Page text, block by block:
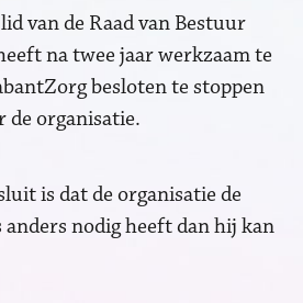
van de Raad van Bestuur
na twee jaar werkzaam te
besloten te stoppen
de organisatie.
is dat de organisatie de
nodig heeft dan hij kan